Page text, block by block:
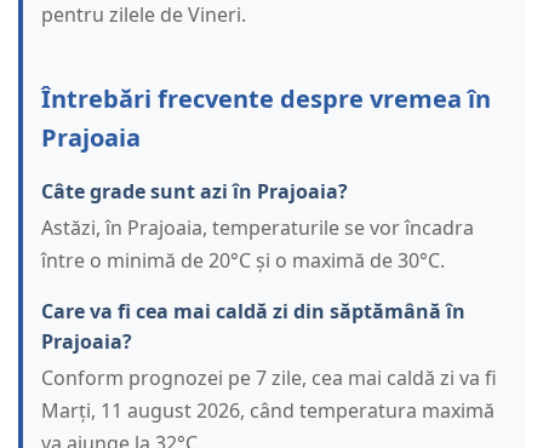
pentru zilele de Vineri.
Întrebări frecvente despre vremea în
Prajoaia
Câte grade sunt azi în Prajoaia?
Astăzi, în Prajoaia, temperaturile se vor încadra
între o minimă de 20°C și o maximă de 30°C.
Care va fi cea mai caldă zi din săptămână în
Prajoaia?
Conform prognozei pe 7 zile, cea mai caldă zi va fi
Marți, 11 august 2026, când temperatura maximă